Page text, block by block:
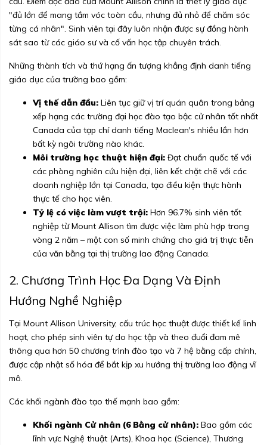
"đủ lớn để mang tầm vóc toàn cầu, nhưng đủ nhỏ để chăm sóc
từng cá nhân". Sinh viên tại đây luôn nhận được sự đồng hành
sát sao từ các giáo sư và cố vấn học tập chuyên trách.
Những thành tích và thứ hạng ấn tượng khẳng định danh tiếng
giáo dục của trường bao gồm:
Vị thế dẫn đầu: Liên tục giữ vị trí quán quân trong bảng
xếp hạng các trường đại học đào tạo bậc cử nhân tốt nhất
Canada của tạp chí danh tiếng Maclean's nhiều lần hơn
bất kỳ ngôi trường nào khác.
Môi trường học thuật hiện đại: Đạt chuẩn quốc tế với
các phòng nghiên cứu hiện đại, liên kết chặt chẽ với các
doanh nghiệp lớn tại Canada, tạo điều kiện thực hành
thực tế cho học viên.
Tỷ lệ có việc làm vượt trội: Hơn 96.7% sinh viên tốt
nghiệp từ Mount Allison tìm được việc làm phù hợp trong
vòng 2 năm – một con số minh chứng cho giá trị thực tiễn
của văn bằng tại thị trường lao động Canada.
2. Chương Trình Học Đa Dạng Và Định
Hướng Nghề Nghiệp
Tại Mount Allison University, cấu trúc học thuật được thiết kế linh
hoạt, cho phép sinh viên tự do học tập và theo đuổi đam mê
thông qua hơn 50 chương trình đào tạo và 7 hệ bằng cấp chính,
được cập nhật số hóa để bắt kịp xu hướng thị trường lao động vĩ
mô.
Các khối ngành đào tạo thế mạnh bao gồm:
Khối ngành Cử nhân (6 Bằng cử nhân): Bao gồm các
lĩnh vực Nghệ thuật (Arts), Khoa học (Science), Thương